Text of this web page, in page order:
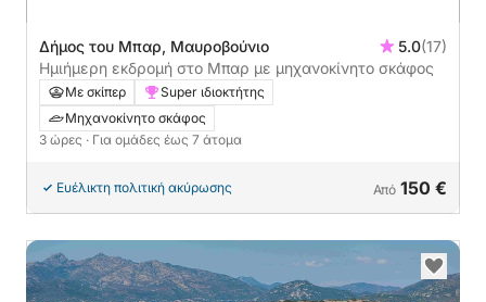
Δήμος του Μπαρ, Μαυροβούνιο 5.0(17)
Ημιήμερη εκδρομή στο Μπαρ με μηχανοκίνητο σκάφος
Με σκίπερ
Super ιδιοκτήτης
Μηχανοκίνητο σκάφος
3 ώρες · Για ομάδες έως 7 άτομα
Ευέλικτη πολιτική ακύρωσης Από 150 €